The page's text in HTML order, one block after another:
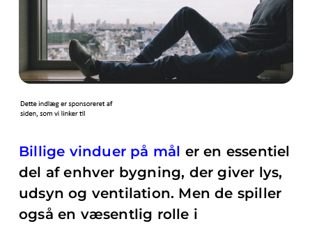
Billige vinduer på mål er en essentiel
del af enhver bygning, der giver lys,
udsyn og ventilation. Men de spiller
også en væsentlig rolle i